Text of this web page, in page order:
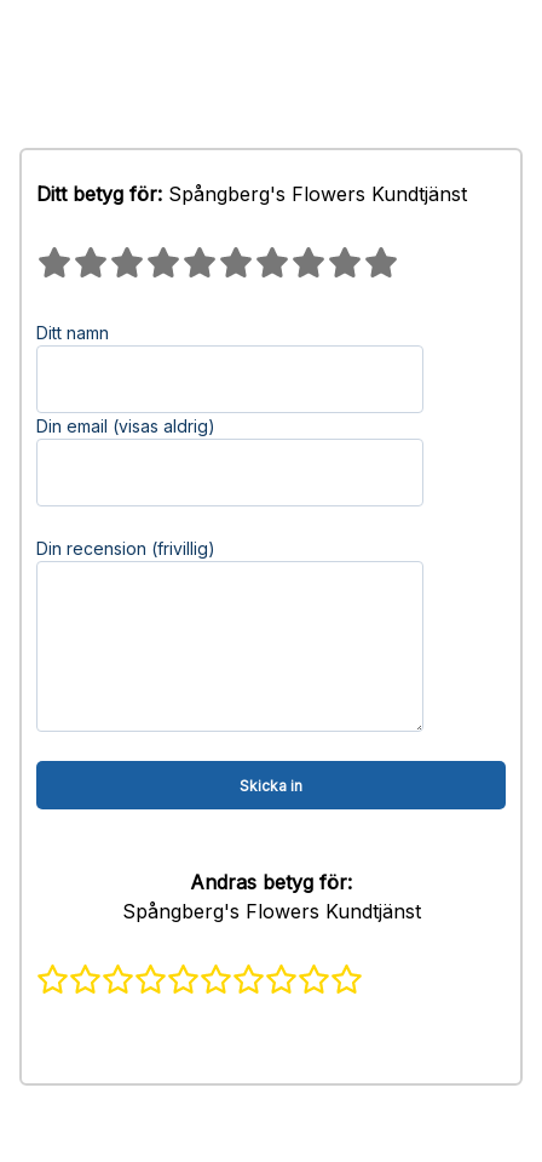
Ditt betyg för: Spångberg's Flowers Kundtjänst
Ditt namn
Din email (visas aldrig)
Din recension (frivillig)
Andras betyg för:
Spångberg's Flowers Kundtjänst